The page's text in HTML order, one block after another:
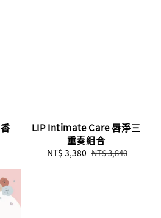
LIP Intimate Care 唇淨三
重奏組合
Sale
NT$ 3,380 Regular
NT$ 3,840